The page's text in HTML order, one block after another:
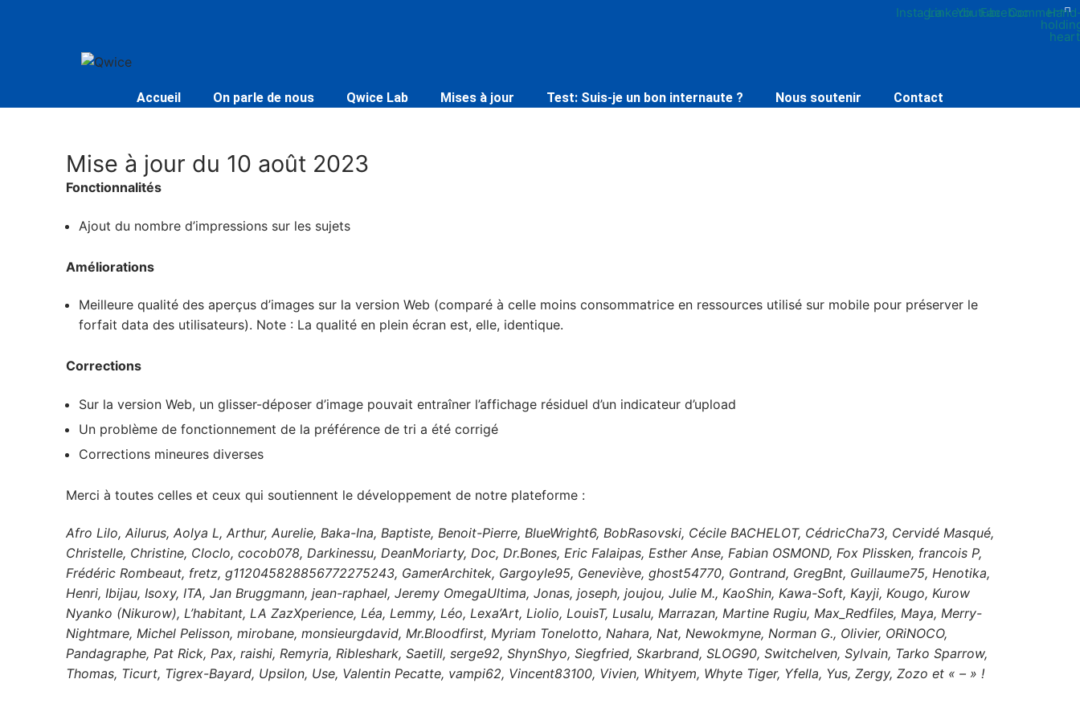
InstagramLinkedinYoutubeFacebookComment
heart
Accueil On parle de nous Qwice Lab Mises à jour Test: Suis-je un bon internaute ? Nous soutenir Contact
Mise à jour du 10 août 2023
Fonctionnalités
Ajout du nombre d’impressions sur les sujets
Améliorations
Meilleure qualité des aperçus d’images sur la version Web (comparé à celle moins consommatrice en ressources utilisé sur mobile pour préserver le
forfait data des utilisateurs). Note : La qualité en plein écran est, elle, identique.
Corrections
Sur la version Web, un glisser-déposer d’image pouvait entraîner l’affichage résiduel d’un indicateur d’upload
Un problème de fonctionnement de la préférence de tri a été corrigé
Corrections mineures diverses
Merci à toutes celles et ceux qui soutiennent le développement de notre plateforme :
Afro Lilo, Ailurus, Aolya L, Arthur, Aurelie, Baka-Ina, Baptiste, Benoit-Pierre, BlueWright6, BobRasovski, Cécile BACHELOT, CédricCha73, Cervidé Masqué,
Christelle, Christine, Cloclo, cocob078, Darkinessu, DeanMoriarty, Doc, Dr.Bones, Eric Falaipas, Esther Anse, Fabian OSMOND, Fox Plissken, francois P,
Frédéric Rombeaut, fretz, g112045828856772275243, GamerArchitek, Gargoyle95, Geneviève, ghost54770, Gontrand, GregBnt, Guillaume75, Henotika,
Henri, Ibijau, Isoxy, ITA, Jan Bruggmann, jean-raphael, Jeremy OmegaUltima, Jonas, joseph, joujou, Julie M., KaoShin, Kawa-Soft, Kayji, Kougo, Kurow
Nyanko (Nikurow), L’habitant, LA ZazXperience, Léa, Lemmy, Léo, Lexa’Art, Liolio, LouisT, Lusalu, Marrazan, Martine Rugiu, Max_Redfiles, Maya, Merry-
Nightmare, Michel Pelisson, mirobane, monsieurgdavid, Mr.Bloodfirst, Myriam Tonelotto, Nahara, Nat, Newokmyne, Norman G., Olivier, ORiNOCO,
Pandagraphe, Pat Rick, Pax, raishi, Remyria, Ribleshark, Saetill, serge92, ShynShyo, Siegfried, Skarbrand, SLOG90, Switchelven, Sylvain, Tarko Sparrow,
Thomas, Ticurt, Tigrex-Bayard, Upsilon, Use, Valentin Pecatte, vampi62, Vincent83100, Vivien, Whityem, Whyte Tiger, Yfella, Yus, Zergy, Zozo et « – » !